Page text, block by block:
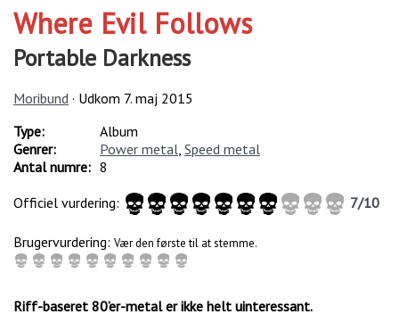
Where Evil Follows
Portable Darkness
Moribund · Udkom 7. maj 2015
Type:
Album
Genrer:
Power metal Speed metal
Antal numre: 8
Officiel vurdering:
7/10
Brugervurdering: Vær den første til at stemme.
Riff-baseret 80’er-metal er ikke helt uinteressant.